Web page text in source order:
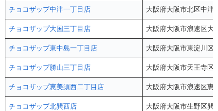
チョコザップ中津一丁目店 大阪府大阪市北区中
チョコザップ大国三丁目店 大阪府大阪市浪速区
チョコザップ東中島一丁目店 大阪府大阪市東淀川
チョコザップ勝山三丁目店 大阪府大阪市天王寺
チョコザップ恵美須西二丁目店 大阪府大阪市浪速区
チョコザップ北巽西店 大阪府大阪市生野区